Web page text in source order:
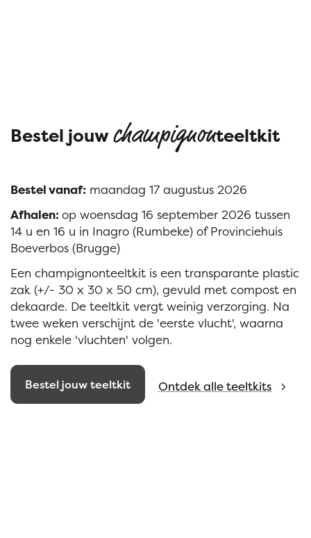
Bestel jouwchampignonteeltkit
Bestel vanaf: maandag 17 augustus 2026
Afhalen:op woensdag 16 september 2026 tussen
14 u en 16 u in Inagro (Rumbeke) of Provinciehuis
Boeverbos (Brugge)
Een champignonteeltkit is een transparante plastic
zak (+/- 30 x 30 x 50 cm), gevuld met compost en
dekaarde. De teeltkit vergt weinig verzorging. Na
twee weken verschijnt de 'eerste vlucht', waarna
nog enkele 'vluchten' volgen.
Bestel jouw teeltkit Ontdek alle teeltkits